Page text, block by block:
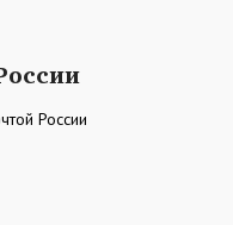
России